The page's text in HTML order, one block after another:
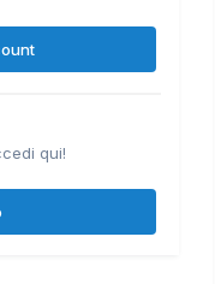
qui!